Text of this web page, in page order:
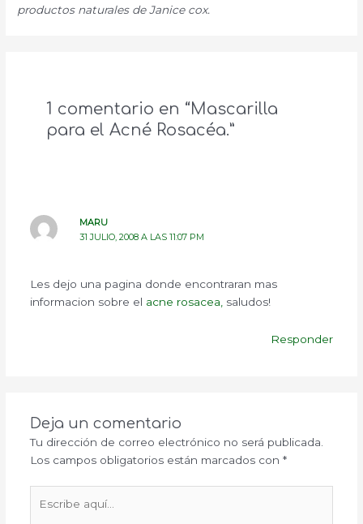
productos naturales de Janice cox.
1 comentario en “Mascarilla
para el Acné Rosacéa.”
MARU
31 JULIO, 2008 A LAS 11:07 PM
Les dejo una pagina donde encontraran mas
informacion sobre el acne rosacea,saludos!
Responder
Deja un comentario
Tu dirección de correo electrónico no será publicada.
Los campos obligatorios están marcados con *
aquí...